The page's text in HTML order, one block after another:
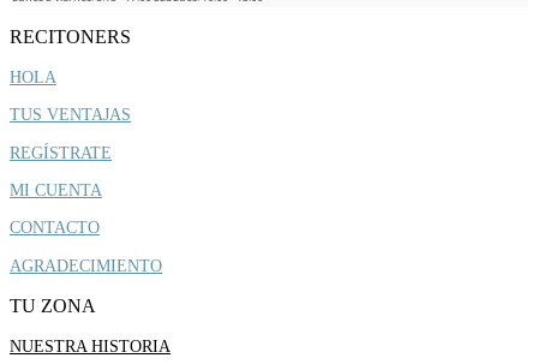
RECITONERS
HOLA
TUS VENTAJAS
REGÍSTRATE
MI CUENTA
CONTACTO
AGRADECIMIENTO
TU ZONA
NUESTRA HISTORIA